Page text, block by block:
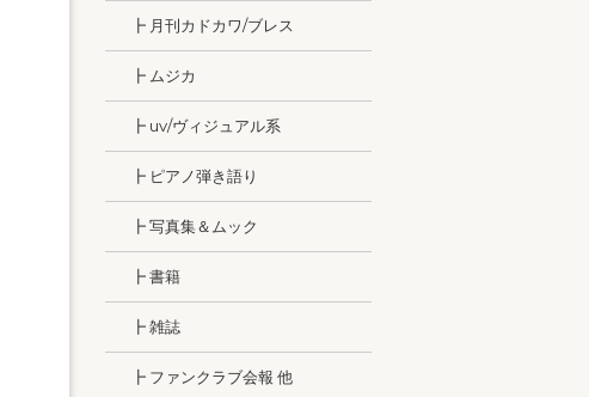
┣ 月刊カドカワ/ブレス
┣ ムジカ
┣ uv/ヴィジュアル系
┣ ピアノ弾き語り
┣ 写真集＆ムック
┣ 書籍
┣ 雑誌
┣ ファンクラブ会報 他